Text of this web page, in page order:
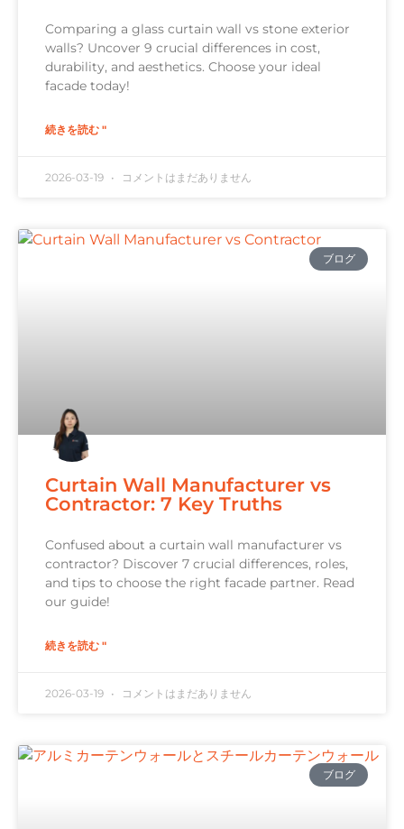
Comparing a glass curtain wall vs stone exterior
walls? Uncover 9 crucial differences in cost,
durability, and aesthetics. Choose your ideal
facade today!
続きを読む "
2026-03-19 コメントはまだありません
ブログ
Curtain Wall Manufacturer vs
Contractor: 7 Key Truths
Confused about a curtain wall manufacturer vs
contractor? Discover 7 crucial differences, roles,
and tips to choose the right facade partner. Read
our guide!
続きを読む "
2026-03-19 コメントはまだありません
ブログ